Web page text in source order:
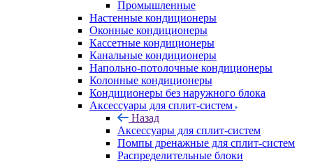
Промышленные
Настенные кондиционеры
Оконные кондиционеры
Кассетные кондиционеры
Канальные кондиционеры
Напольно-потолочные кондиционеры
Колонные кондиционеры
Кондиционеры без наружного блока
Аксессуары для сплит-систем
Назад
Аксессуары для сплит-систем
Помпы дренажные для сплит-систем
Распределительные блоки